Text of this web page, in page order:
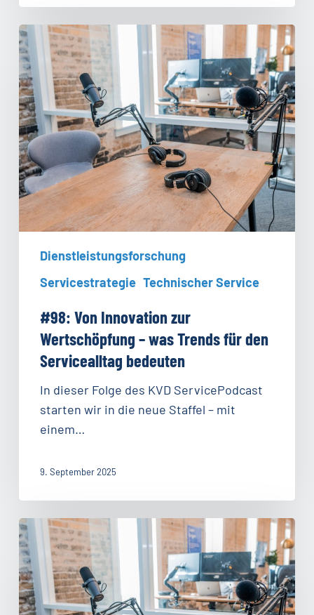
#98:
Von
Innovation
zur
Wertschöpfung
–
was
Trends
für
den
Servicealltag
bedeuten
Dienstleistungsforschung
Servicestrategie Technischer Service
#98: Von Innovation zur
Wertschöpfung – was Trends für den
Servicealltag bedeuten
In dieser Folge des KVD ServicePodcast
starten wir in die neue Staffel – mit
einem…
9. September 2025
#97:
Cybersecurity
für
KMU:
Prävention,